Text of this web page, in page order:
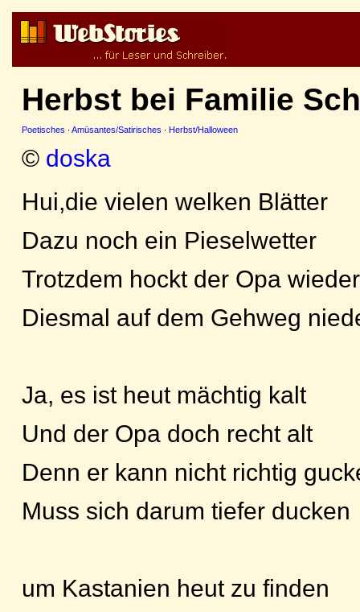
Herbst bei Familie
Poetisches · Amüsantes/Satirisches · Herbst/Halloween
© doska
Hui,die vielen welken Blätter
Dazu noch ein Pieselwetter
Trotzdem hockt der Opa wieder
Diesmal auf dem Gehweg
Ja, es ist heut mächtig kalt
Und der Opa doch recht alt
Denn er kann nicht richtig
Muss sich darum tiefer ducken
um Kastanien heut zu finden